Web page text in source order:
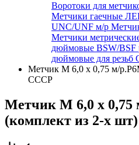
Воротоки для
Метчики гаечные
UNC/UNF м/р
Метчики
дюймовые BSW/BSF
дюймовые для резьб
Метчик М 6,0 х 0,75 м/
СССР
Метчик М 6,0 х
(комплект из 2-х